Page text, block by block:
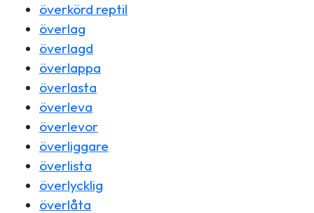
överkörd reptil
överlag
överlagd
överlappa
överlasta
överleva
överlevor
överliggare
överlista
överlycklig
överlåta